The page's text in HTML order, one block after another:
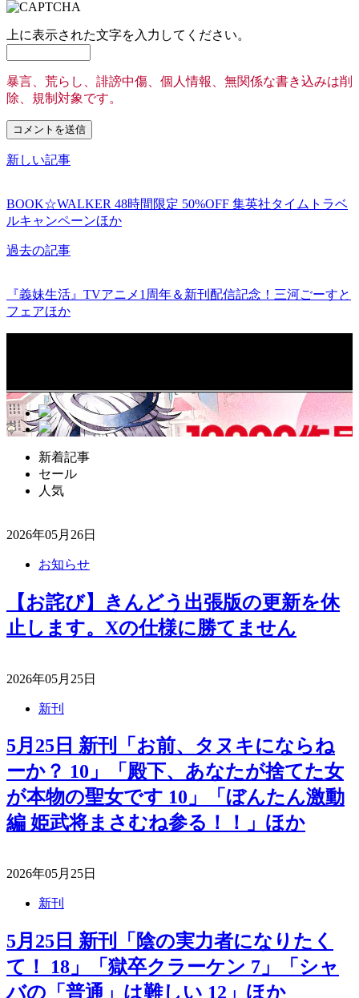
上に表示された文字を入力してください。
暴言、荒らし、誹謗中傷、個人情報、無関係な書き込みは削
除、規制対象です。
新しい記事
BOOK☆WALKER 48時間限定 50%OFF 集英社タイムトラベ
ルキャンペーンほか
過去の記事
『義妹生活』TVアニメ1周年＆新刊配信記念！三河ごーすと
フェアほか
新着記事
セール
人気
2026年05月26日
お知らせ
【お詫び】きんどう出張版の更新を休
止します。Xの仕様に勝てません
2026年05月25日
新刊
5月25日 新刊「お前、タヌキにならね
ーか？ 10」「殿下、あなたが捨てた女
が本物の聖女です 10」「ぼんたん激動
編 姫武将まさむね参る！！」ほか
2026年05月25日
新刊
5月25日 新刊「陰の実力者になりたく
て！ 18」「獄卒クラーケン 7」「シャ
バの「普通」は難しい 12」ほか